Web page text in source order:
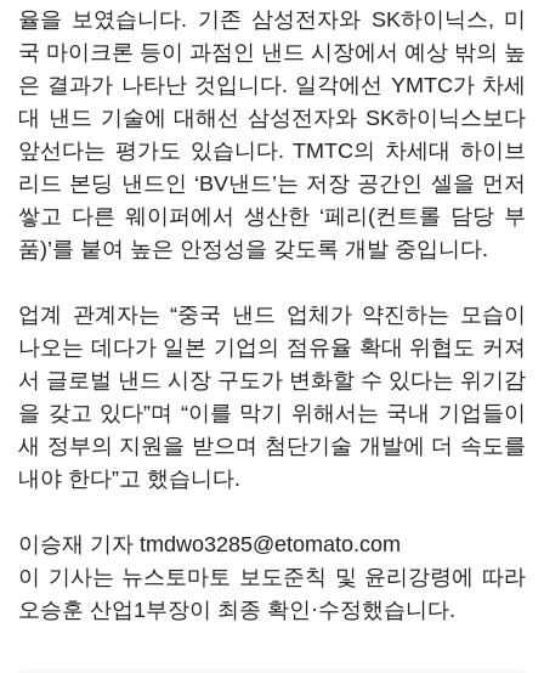
율을 보였습니다. 기존 삼성전자와 SK하이닉스, 미
국 마이크론 등이 과점인 낸드 시장에서 예상 밖의 높
은 결과가 나타난 것입니다. 일각에선 YMTC가 차세
대 낸드 기술에 대해선 삼성전자와 SK하이닉스보다
앞선다는 평가도 있습니다. TMTC의 차세대 하이브
리드 본딩 낸드인 ‘BV낸드’는 저장 공간인 셀을 먼저
쌓고 다른 웨이퍼에서 생산한 ‘페리(컨트롤 담당 부
품)’를 붙여 높은 안정성을 갖도록 개발 중입니다.
업계 관계자는 “중국 낸드 업체가 약진하는 모습이
나오는 데다가 일본 기업의 점유율 확대 위협도 커져
서 글로벌 낸드 시장 구도가 변화할 수 있다는 위기감
을 갖고 있다”며 “이를 막기 위해서는 국내 기업들이
새 정부의 지원을 받으며 첨단기술 개발에 더 속도를
내야 한다”고 했습니다.
이승재 기자 tmdwo3285@etomato.com
이 기사는 뉴스토마토 보도준칙 및 윤리강령에 따라
오승훈 산업1부장이 최종 확인·수정했습니다.